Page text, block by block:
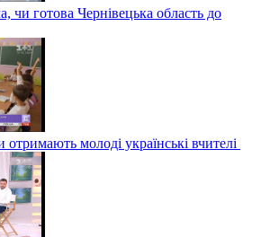
чи готова Чернівецька область до
отримають молоді українські вчителі